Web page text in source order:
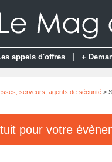
appels d'offres +
serveurs, agents de sécurité>
pour votre